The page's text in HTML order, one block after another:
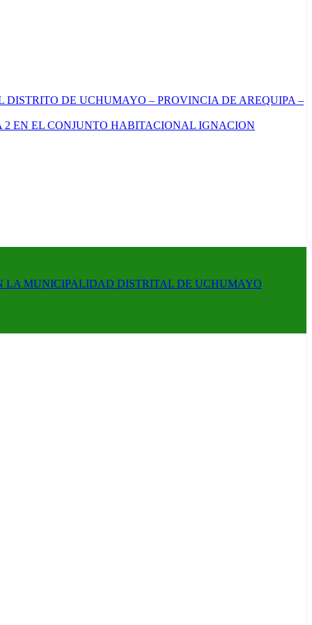
DISTRITO DE UCHUMAYO – PROVINCIA DE AREQUIPA –
EN EL CONJUNTO HABITACIONAL IGNACION
LA MUNICIPALIDAD DISTRITAL DE UCHUMAYO